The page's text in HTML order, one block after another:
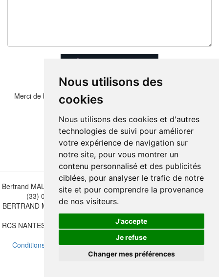
Nous utilisons des
cookies
Nous utilisons des cookies et d'autres
technologies de suivi pour améliorer
votre expérience de navigation sur
notre site, pour vous montrer un
contenu personnalisé et des publicités
ciblées, pour analyser le trafic de notre
site et pour comprendre la provenance
de nos visiteurs.
J'accepte
Je refuse
Changer mes préférences
Merci de bien vouloir recopier les chiffres et lettre ci-dessous :
Bertrand MALVAUX - 22 rue Crébillon, 44000 Nantes - FRANCE - Tél.
(33) 02 40 733 600 — bertrand.malvaux@wanadoo.fr
BERTRAND MALVAUX - ÉDITIONS DU CANONNIER SARL au capital
de 47.000 EUROS
RCS NANTES B 442 295 077 - N° INTRACOMMUNAUTAIRE CEE FR
30 442 295 077
Conditions de vente-Mettre à jour vos préférences de cookies